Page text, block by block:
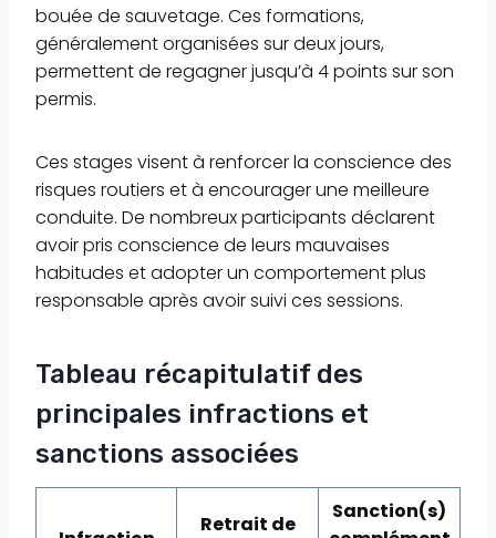
bouée de sauvetage. Ces formations,
généralement organisées sur deux jours,
permettent de regagner jusqu’à 4 points sur son
permis.
Ces stages visent à renforcer la conscience des
risques routiers et à encourager une meilleure
conduite. De nombreux participants déclarent
avoir pris conscience de leurs mauvaises
habitudes et adopter un comportement plus
responsable après avoir suivi ces sessions.
Tableau récapitulatif des
principales infractions et
sanctions associées
Retrait de
Sanction(s)